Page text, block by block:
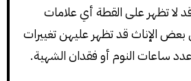
لا تظهر على القطة أي علامات
الإناث قد تظهر عليهن تغييرات
ساعات النوم أو فقدان الشهية.